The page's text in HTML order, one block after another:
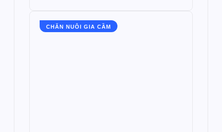
CHĂN NUÔI GIA CẦM